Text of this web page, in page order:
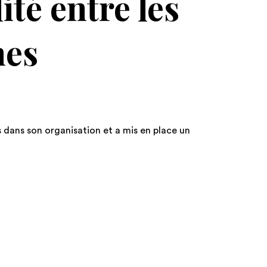
son organisation et a mis en place un